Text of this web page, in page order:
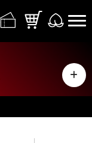
MENU